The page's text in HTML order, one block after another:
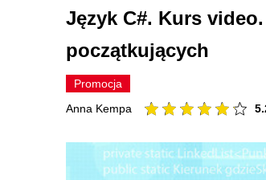
Język C#. Kurs
początkujących
Promocja
Anna Kempa